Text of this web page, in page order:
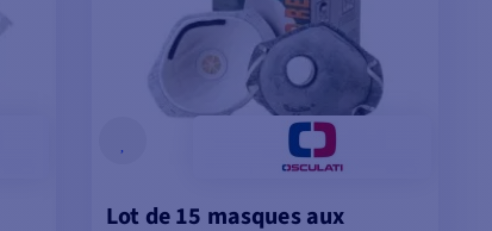
Lot de 15 masques aux